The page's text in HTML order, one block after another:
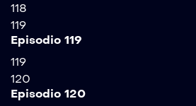
118
119
Episodio 119
119
120
Episodio 120